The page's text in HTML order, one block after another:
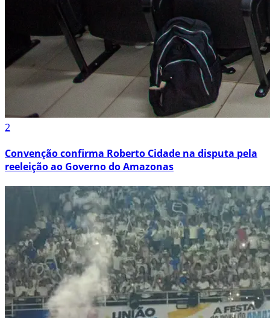
2
Convenção confirma Roberto Cidade na disputa pela
reeleição ao Governo do Amazonas